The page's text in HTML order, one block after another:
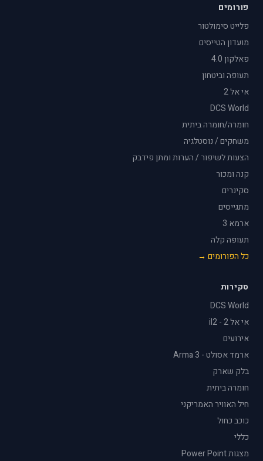
פורומים
פלייט סימולטור
מועדון הטייסים
פאלקון 4.0
תעופה וביטחון
אי אל 2
DCS World
חומרה/חומרה ביתית
משחקים / נוסטלגיה
הצעות לשיפור / הערות ומתן פידבק
קנה ומכור
סקינרים
מתגייסים
ארמא 3
תעופה קלה
כל הפורומים →
סקירות
DCS World
אי אל 2 - il2
אירועים
ארמד אסולט - Arma 3
בלק שארק
חומרה ביתית
חיל האוויר האמריקני
כוכב כחול
כללי
מצגות Power Point